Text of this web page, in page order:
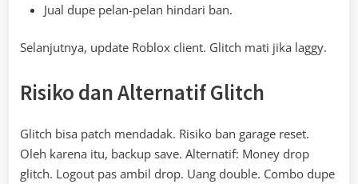
Jual dupe pelan-pelan hindari ban.
Selanjutnya, update Roblox client. Glitch mati jika laggy.
Risiko dan Alternatif Glitch
Glitch bisa patch mendadak. Risiko ban garage reset.
Oleh karena itu, backup save. Alternatif: Money drop
glitch. Logout pas ambil drop. Uang double. Combo dupe